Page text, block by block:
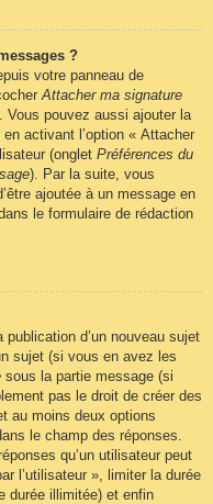
?
votre panneau de
Attacher ma signature
Vous pouvez aussi ajouter la
activant l’option « Attacher
(onglet Préférences du
). Par la suite, vous
ajoutée à un message en
le formulaire de rédaction
d’un nouveau sujet
sujet (si vous en avez les
sous la partie message (si
pas le droit de créer des
au moins deux options
le champ des réponses.
qu’un utilisateur peut
l’utilisateur », limiter la durée
durée illimitée) et enfin